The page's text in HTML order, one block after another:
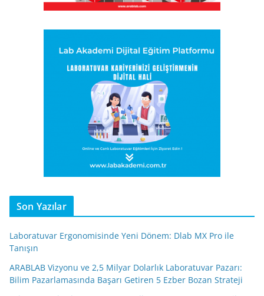
Son Yazılar
Laboratuvar Ergonomisinde Yeni Dönem: Dlab MX Pro ile
Tanışın
ARABLAB Vizyonu ve 2,5 Milyar Dolarlık Laboratuvar Pazarı:
Bilim Pazarlamasında Başarı Getiren 5 Ezber Bozan Strateji